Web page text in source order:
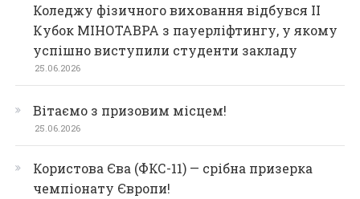
Коледжу фізичного виховання відбувся ІІ
Кубок МІНОТАВРА з пауерліфтингу, у якому
успішно виступили студенти закладу
25.06.2026
Вітаємо з призовим місцем!
25.06.2026
Користова Єва (ФКС-11) — срібна призерка
чемпіонату Європи!